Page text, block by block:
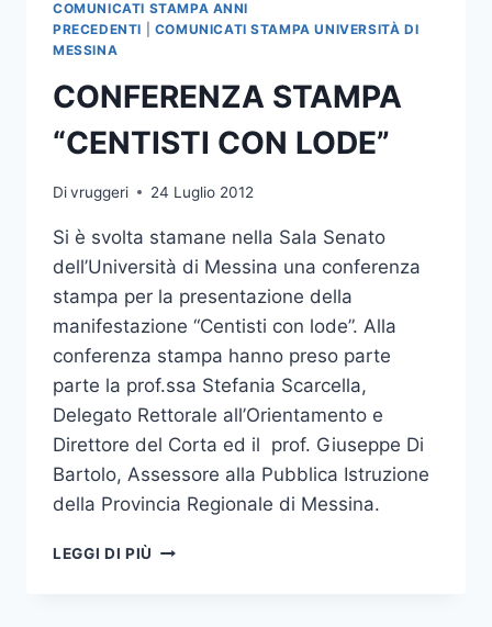
COMUNICATI STAMPA ANNI
PRECEDENTI
COMUNICATI STAMPA UNIVERSITÀ DI
MESSINA
CONFERENZA STAMPA
“CENTISTI CON LODE”
Divruggeri 24 Luglio 2012
Si è svolta stamane nella Sala Senato
dell’Università di Messina una conferenza
stampa per la presentazione della
manifestazione “Centisti con lode”. Alla
conferenza stampa hanno preso parte
parte la prof.ssa Stefania Scarcella,
Delegato Rettorale all’Orientamento e
Direttore del Corta ed il prof. Giuseppe Di
Bartolo, Assessore alla Pubblica Istruzione
della Provincia Regionale di Messina.
LEGGI DI PIÙ CONFERENZA